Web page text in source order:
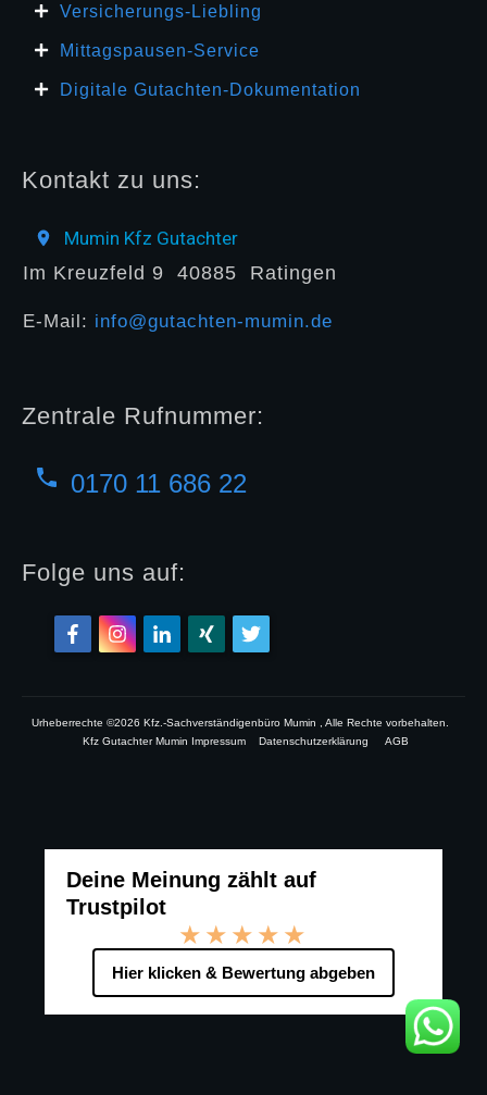
Versicherungs-Liebling
Mittagspausen-Service
Digitale Gutachten-Dokumentation
Kontakt zu uns:
Mumin Kfz Gutachter
Im Kreuzfeld 9 40885 Ratingen
E-Mail: info@gutachten-mumin.de
Zentrale Rufnummer:
0170 11 686 22
Folge uns auf:
Urheberrechte ©2026 Kfz.-Sachverständigenbüro Mumin , Alle Rechte vorbehalten.
Kfz Gutachter Mumin Impressum
Datenschutzerklärung AGB
Deine Meinung zählt auf
Trustpilot
★★★★★
Hier klicken & Bewertung abgeben